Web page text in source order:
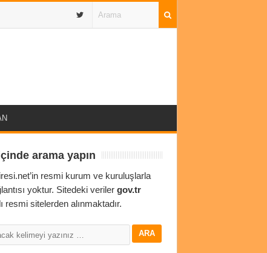
arama yapın
resmi kurum ve kuruluşlarla
yoktur. Sitedeki veriler gov.tr
resmi sitelerden alınmaktadır.